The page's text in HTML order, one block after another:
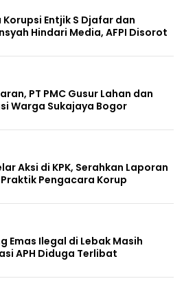
Entjik S Djafar dan
Hindari Media, AFPI Disorot
PT PMC Gusur Lahan dan
Warga Sukajaya Bogor
Aksi di KPK, Serahkan Laporan
Pengacara Korup
Emas Ilegal di Lebak Masih
APH Diduga Terlibat